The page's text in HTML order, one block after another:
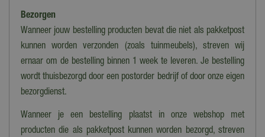
Geschikt voor
Coniferen, Hagen, Taxus
Werking
Dosis
Bezorgen
Wanneer jouw bestelling producten bevat die niet als pakketpost
kunnen worden verzonden (zoals tuinmeubels), streven wij
ernaar om de bestelling binnen 1 week te leveren. Je bestelling
wordt thuisbezorgd door een postorder bedrijf of door onze eigen
bezorgdienst.
Wanneer je een bestelling plaatst in onze webshop met
producten die als pakketpost kunnen worden bezorgd, streven